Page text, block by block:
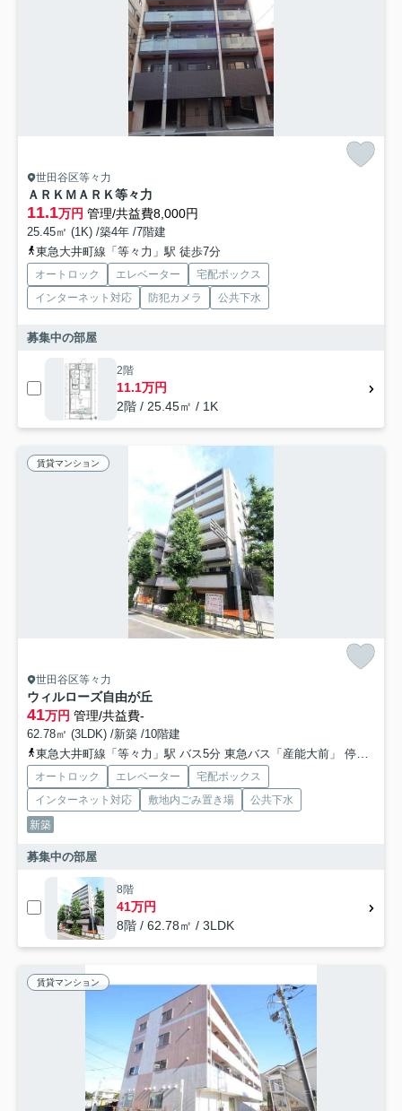
世田谷区等々力
ＡＲＫＭＡＲＫ等々力
11.1万円 管理/共益費8,000円
25.45㎡ (1K) /築4年 /7階建
東急大井町線「等々力」駅 徒歩7分
オートロック エレベーター
宅配ボックス
インターネット対応
防犯カメラ 公共下水
募集中の部屋
2階
11.1万円
2階 / 25.45㎡ / 1K
賃貸マンション
世田谷区等々力
ウィルローズ自由が丘
41万円 管理/共益費-
62.78㎡ (3LDK) /新築 /10階建
東急大井町線「等々力」駅 バス5分 東急バス「産能大前」 停歩6分
オートロック エレベーター
宅配ボックス
インターネット対応
敷地内ごみ置き場
公共下水
新築
募集中の部屋
8階
41万円
8階 / 62.78㎡ / 3LDK
賃貸マンション